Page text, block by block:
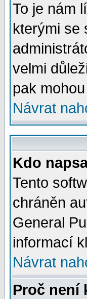
To je nám
kterými se
velmi
pak
Návrat
Kdo
Tento
chráněn
General
informací
Návrat
Proč není